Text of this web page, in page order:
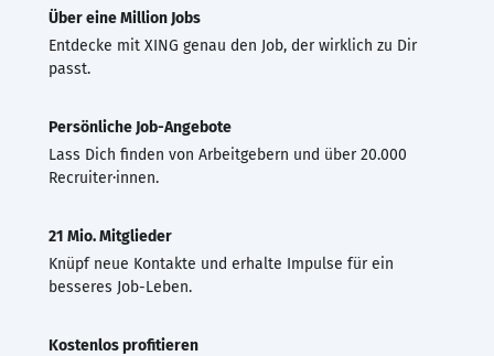
Über eine Million Jobs
Entdecke mit XING genau den Job, der wirklich zu Dir
passt.
Persönliche Job-Angebote
Lass Dich finden von Arbeitgebern und über 20.000
Recruiter·innen.
21 Mio. Mitglieder
Knüpf neue Kontakte und erhalte Impulse für ein
besseres Job-Leben.
Kostenlos profitieren